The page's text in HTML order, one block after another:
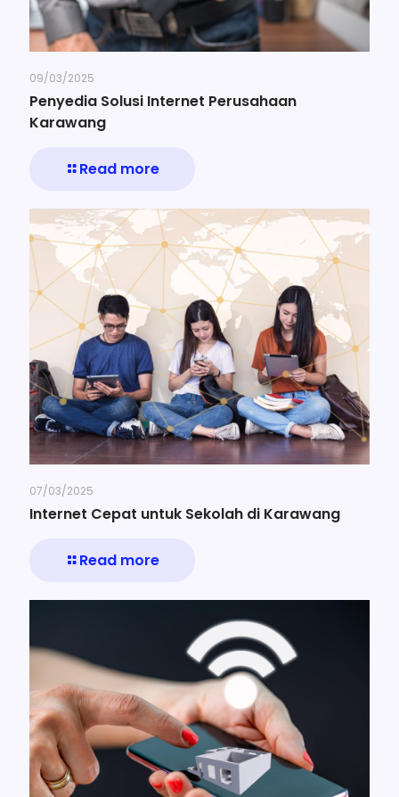
09/03/2025
Penyedia Solusi Internet Perusahaan
Karawang
Read more
07/03/2025
Internet Cepat untuk Sekolah di Karawang
Read more